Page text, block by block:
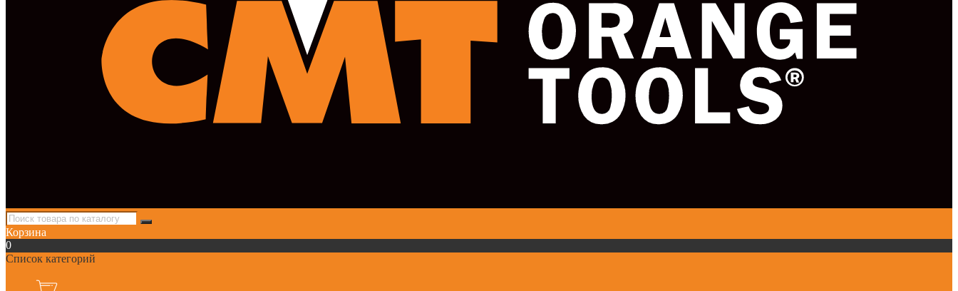
Корзина
0
Список категорий